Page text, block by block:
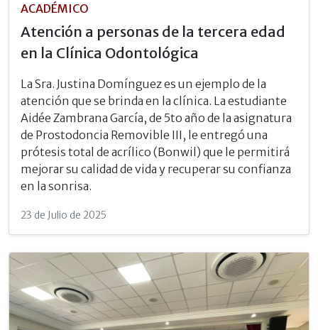
ACADÉMICO
Atención a personas de la tercera edad
en la Clínica Odontológica
La Sra. Justina Domínguez es un ejemplo de la
atención que se brinda en la clínica. La estudiante
Aidée Zambrana García, de 5to año de la asignatura
de Prostodoncia Removible III, le entregó una
prótesis total de acrílico (Bonwil) que le permitirá
mejorar su calidad de vida y recuperar su confianza
en la sonrisa.
23 de Julio de 2025